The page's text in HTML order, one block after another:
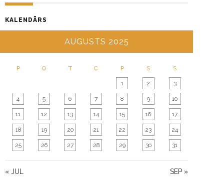
A
T
I
KALENDĀRS
AUGUSTS 2025
P O T C P S S
« JUL SEP »
1 2 3
4 5 6 7 8 9 10
11 12 13 14 15 16 17
18 19 20 21 22 23 24
25 26 27 28 29 30 31